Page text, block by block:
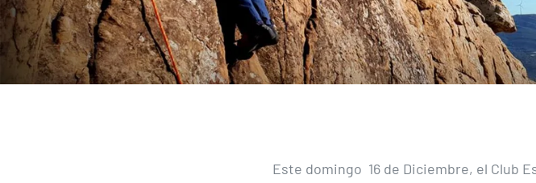
Este domingo 16 de Diciembre, el Club